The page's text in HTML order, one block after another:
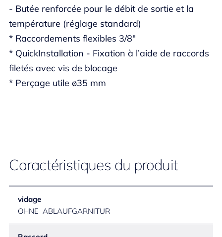
- Butée renforcée pour le débit de sortie et la
température (réglage standard)
* Raccordements flexibles 3/8"
* QuickInstallation - Fixation à l’aide de raccords
filetés avec vis de blocage
* Perçage utile ø35 mm
Caractéristiques du produit
vidage
OHNE_ABLAUFGARNITUR